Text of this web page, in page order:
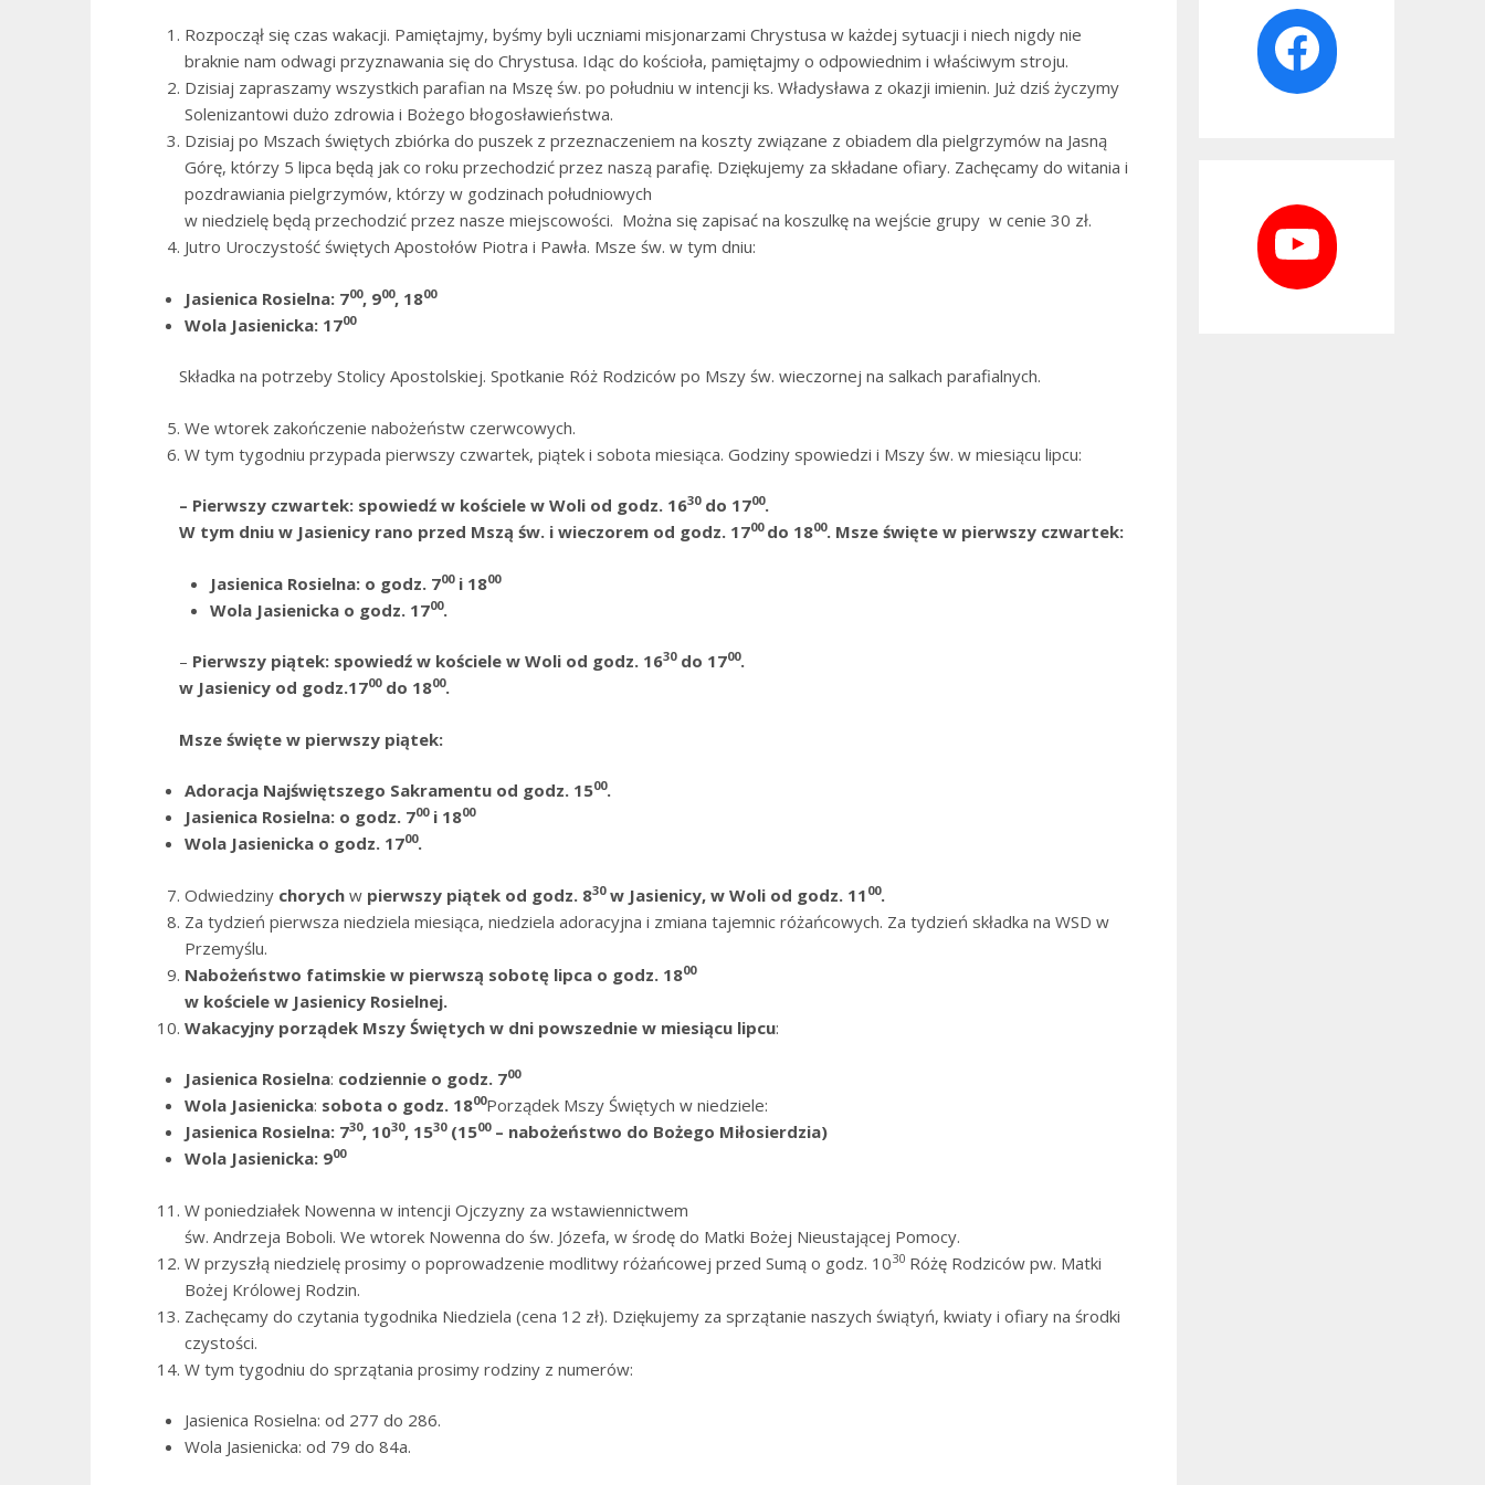
Rozpoczął się czas wakacji. Pamiętajmy, byśmy byli uczniami misjonarzami Chrystusa w każdej sytuacji i niech nigdy nie
braknie nam odwagi przyznawania się do Chrystusa. Idąc do kościoła, pamiętajmy o odpowiednim i właściwym stroju.
Dzisiaj zapraszamy wszystkich parafian na Mszę św. po południu w intencji ks. Władysława z okazji imienin. Już dziś życzymy
Solenizantowi dużo zdrowia i Bożego błogosławieństwa.
Dzisiaj po Mszach świętych zbiórka do puszek z przeznaczeniem na koszty związane z obiadem dla pielgrzymów na Jasną
Górę, którzy 5 lipca będą jak co roku przechodzić przez naszą parafię. Dziękujemy za składane ofiary. Zachęcamy do witania i
pozdrawiania pielgrzymów, którzy w godzinach południowych
w niedzielę będą przechodzić przez nasze miejscowości. Można się zapisać na koszulkę na wejście grupy w cenie 30 zł.
Jutro Uroczystość świętych Apostołów Piotra i Pawła. Msze św. w tym dniu:
Jasienica Rosielna: 700, 900, 1800
Wola Jasienicka: 1700
Składka na potrzeby Stolicy Apostolskiej. Spotkanie Róż Rodziców po Mszy św. wieczornej na salkach parafialnych.
We wtorek zakończenie nabożeństw czerwcowych.
W tym tygodniu przypada pierwszy czwartek, piątek i sobota miesiąca. Godziny spowiedzi i Mszy św. w miesiącu lipcu:
– Pierwszy czwartek: spowiedź w kościele w Woli od godz. 1630do 1700.
W tym dniu w Jasienicy rano przed Mszą św. i wieczorem od godz. 1700 do 1800. Msze święte w pierwszy czwartek:
Jasienica Rosielna: o godz. 700i 1800
Wola Jasienicka o godz. 1700.
– Pierwszy piątek: spowiedź w kościele w Woli od godz. 1630do 1700.
w Jasienicy od godz.1700do 1800.
Msze święte w pierwszy piątek:
Adoracja Najświętszego Sakramentu od godz. 1500.
Jasienica Rosielna: o godz. 700i 1800
Wola Jasienicka o godz. 1700.
Odwiedziny chorych w pierwszy piątek od godz. 830w Jasienicy, w Woli od godz. 11 00.
Za tydzień pierwsza niedziela miesiąca, niedziela adoracyjna i zmiana tajemnic różańcowych. Za tydzień składka na WSD w
Przemyślu.
Nabożeństwo fatimskie w pierwszą sobotę lipca o godz. 1800
w kościele w Jasienicy Rosielnej.
Wakacyjny porządek Mszy Świętych w dni powszednie w miesiącu lipcu:
Jasienica Rosielna: codziennie o godz. 700
Wola Jasienicka: sobota o godz. 1800Porządek Mszy Świętych w niedziele:
Jasienica Rosielna: 730, 1030, 1530(1500– nabożeństwo do Bożego Miłosierdzia)
Wola Jasienicka: 900
W poniedziałek Nowenna w intencji Ojczyzny za wstawiennictwem
św. Andrzeja Boboli. We wtorek Nowenna do św. Józefa, w środę do Matki Bożej Nieustającej Pomocy.
W przyszłą niedzielę prosimy o poprowadzenie modlitwy różańcowej przed Sumą o godz. 1030 Różę Rodziców pw. Matki
Bożej Królowej Rodzin.
Zachęcamy do czytania tygodnika Niedziela (cena 12 zł). Dziękujemy za sprzątanie naszych świątyń, kwiaty i ofiary na środki
czystości.
W tym tygodniu do sprzątania prosimy rodziny z numerów:
Jasienica Rosielna: od 277 do 286.
Wola Jasienicka: od 79 do 84a.